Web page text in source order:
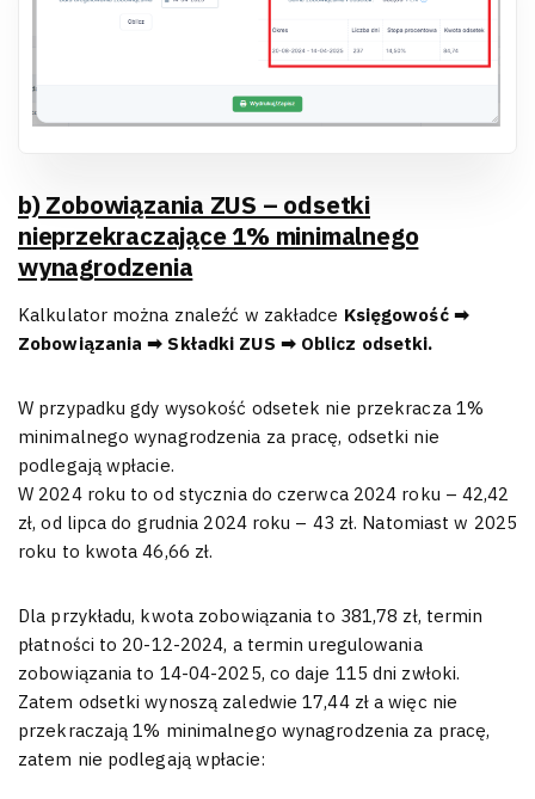
b) Zobowiązania ZUS – odsetki
nieprzekraczające 1% minimalnego
wynagrodzenia
Kalkulator można znaleźć w zakładce Księgowość ➡
Zobowiązania ➡ Składki ZUS ➡ Oblicz odsetki.
W przypadku gdy wysokość odsetek nie przekracza 1%
minimalnego wynagrodzenia za pracę, odsetki nie
podlegają wpłacie.
W 2024 roku to od stycznia do czerwca 2024 roku – 42,42
zł, od lipca do grudnia 2024 roku – 43 zł. Natomiast w 2025
roku to kwota 46,66 zł.
Dla przykładu, kwota zobowiązania to 381,78 zł, termin
płatności to 20-12-2024, a termin uregulowania
zobowiązania to 14-04-2025, co daje 115 dni zwłoki.
Zatem odsetki wynoszą zaledwie 17,44 zł a więc nie
przekraczają 1% minimalnego wynagrodzenia za pracę,
zatem nie podlegają wpłacie: